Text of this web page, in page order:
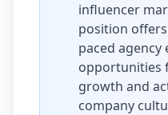
influencer
position
paced
opportunities
growth and
company